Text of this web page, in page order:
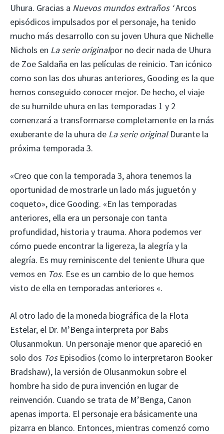
Uhura. Gracias a Nuevos mundos extraños ‘Arcos
episódicos impulsados por el personaje, ha tenido
mucho más desarrollo con su joven Uhura que Nichelle
Nichols en La serie originalpor no decir nada de Uhura
de Zoe Saldaña en las películas de reinicio. Tan icónico
como son las dos uhuras anteriores, Gooding es la que
hemos conseguido conocer mejor. De hecho, el viaje
de su humilde uhura en las temporadas 1 y 2
comenzará a transformarse completamente en la más
exuberante de la uhura de La serie originalDurante la
próxima temporada 3.
«Creo que con la temporada 3, ahora tenemos la
oportunidad de mostrarle un lado más juguetón y
coqueto», dice Gooding. «En las temporadas
anteriores, ella era un personaje con tanta
profundidad, historia y trauma. Ahora podemos ver
cómo puede encontrar la ligereza, la alegría y la
alegría. Es muy reminiscente del teniente Uhura que
vemos en Tos. Ese es un cambio de lo que hemos
visto de ella en temporadas anteriores «.
Al otro lado de la moneda biográfica de la Flota
Estelar, el Dr. M’Benga interpreta por Babs
Olusanmokun. Un personaje menor que apareció en
solo dos TosEpisodios (como lo interpretaron Booker
Bradshaw), la versión de Olusanmokun sobre el
hombre ha sido de pura invención en lugar de
reinvención. Cuando se trata de M’Benga, Canon
apenas importa. El personaje era básicamente una
pizarra en blanco. Entonces, mientras comenzó como